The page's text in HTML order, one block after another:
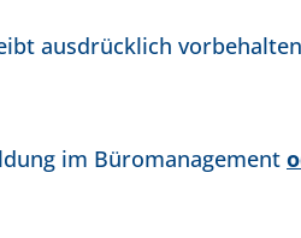
ausdrücklich
im Büromanagement